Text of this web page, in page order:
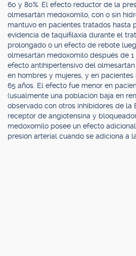
60 y 80%. El efecto reductor de la
olmesartán medoxomilo, con o sin
mantuvo en pacientes tratados hasta
evidencia de taquifilaxia durante el
prolongado o un efecto de rebote
olmesartán medoxomilo después de
efecto antihipertensivo del
en hombres y mujeres, y en
65 años. El efecto fue menor en
(usualmente una población baja en
observado con otros inhibidores de la
receptor de angiotensina y
medoxomilo posee un efecto
presión arterial cuando se adiciona a